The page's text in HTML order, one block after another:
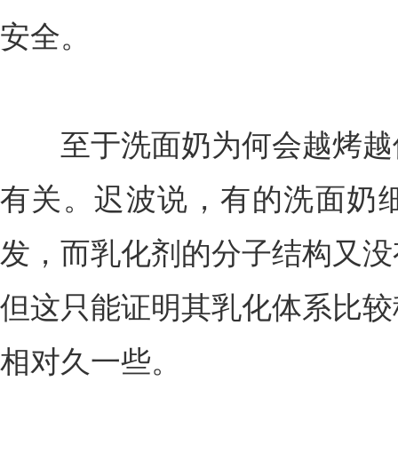
安全。
至于洗面奶为何会越烤越
有关。迟波说，有的洗面奶
发，而乳化剂的分子结构又
但这只能证明其乳化体系比
相对久一些。